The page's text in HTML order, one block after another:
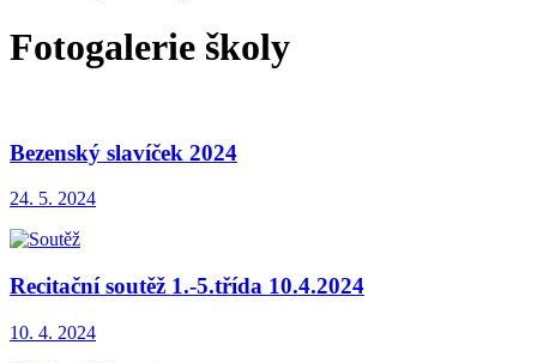
Fotogalerie školy
Bezenský slavíček 2024
24. 5. 2024
Recitační soutěž 1.-5.třída 10.4.2024
10. 4. 2024